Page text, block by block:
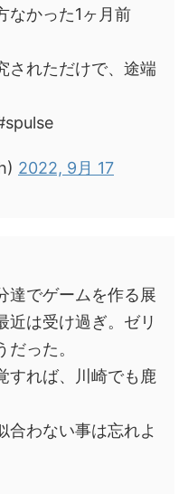
なかった1ヶ月前
されただけで、途端
2022, 9月 17
達でゲームを作る展
近は受け過ぎ。ゼリ
った。
すれば、川崎でも鹿
合わない事は忘れよ